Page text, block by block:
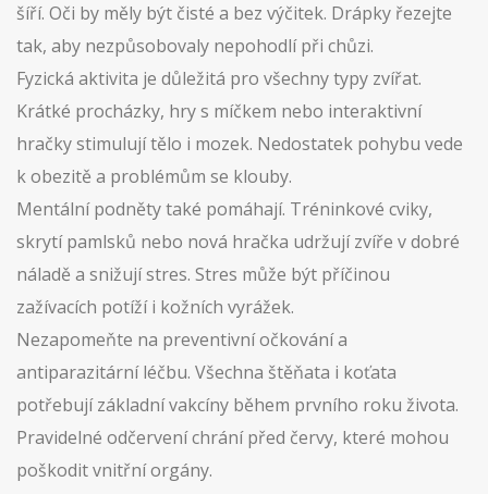
šíří. Oči by měly být čisté a bez výčitek. Drápky řezejte
tak, aby nezpůsobovaly nepohodlí při chůzi.
Fyzická aktivita je důležitá pro všechny typy zvířat.
Krátké procházky, hry s míčkem nebo interaktivní
hračky stimulují tělo i mozek. Nedostatek pohybu vede
k obezitě a problémům se klouby.
Mentální podněty také pomáhají. Tréninkové cviky,
skrytí pamlsků nebo nová hračka udržují zvíře v dobré
náladě a snižují stres. Stres může být příčinou
zažívacích potíží i kožních vyrážek.
Nezapomeňte na preventivní očkování a
antiparazitární léčbu. Všechna štěňata i koťata
potřebují základní vakcíny během prvního roku života.
Pravidelné odčervení chrání před červy, které mohou
poškodit vnitřní orgány.